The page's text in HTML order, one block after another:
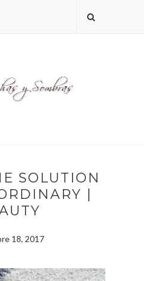
SOLUTION
|
18, 2017